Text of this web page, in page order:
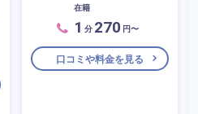
在籍
1 分 270 円〜
口コミや料金を見る